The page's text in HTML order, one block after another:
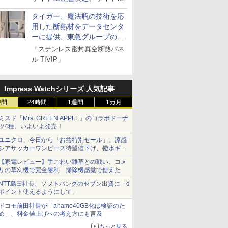
とドメイン名を公表
タイガー、魔法瓶の技術を応
用した断熱材をデータセンタ
ーに提供、東急グループの実
証実験で
「ステンレス密封真空断熱パネ
ル TIVIP」
Impress Watchシリーズ 人気記事
24時間 1週間 1カ月
スド「Mrs. GREEN APPLE」のコラボドーナ
4種、いよいよ発売！
ニクロ、今日から「お盆特別セール」。涼感
アサッカーワンピース待望値下げ、撥水ギア
ョーツは1990円に
家電レビュー】手ごわい雑草との戦い、コメ
の草刈機で完全勝利 掃除機感覚で使えた
島田社長、ソフトバンクのセブン出資に「d
イント使えるようにして」
コモ前田社長が「ahamo40GB化は検証のた
」、料金値上げへの考え方にも言及
もっと見る